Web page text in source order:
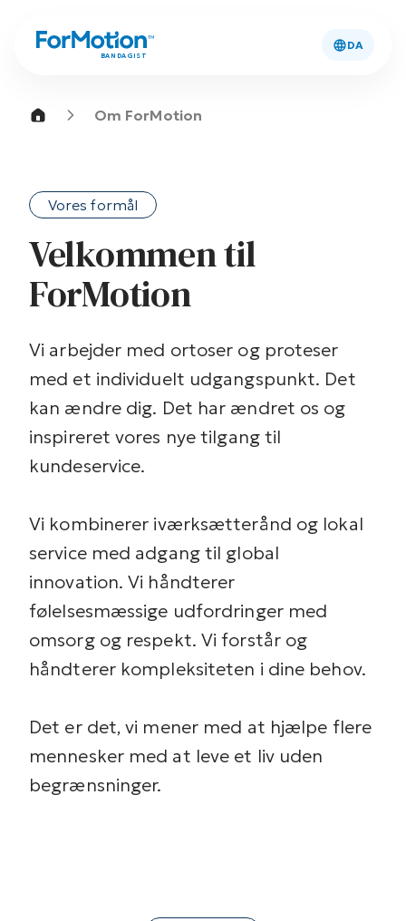
BANDAGIST
DA
Om ForMotion
Vores formål
Velkommen til
ForMotion
Vi arbejder med ortoser og proteser
med et individuelt udgangspunkt. Det
kan ændre dig. Det har ændret os og
inspireret vores nye tilgang til
kundeservice.
Vi kombinerer iværksætterånd og lokal
service med adgang til global
innovation. Vi håndterer
følelsesmæssige udfordringer med
omsorg og respekt. Vi forstår og
håndterer kompleksiteten i dine behov.
Det er det, vi mener med at hjælpe flere
mennesker med at leve et liv uden
begrænsninger.